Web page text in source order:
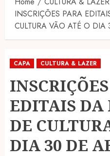
INSCRIÇÕES PARA
CULTURA VÃO ATÉ O DIA
CAPA CULTURA & LAZER
EDITAIS DA
DE
DIA 30 DE